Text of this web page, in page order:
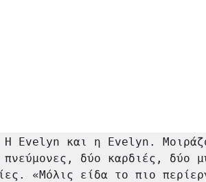
Η Evelyn και η Evelyn.
δύο καρδιές, δύο
«Μόλις είδα το πιο